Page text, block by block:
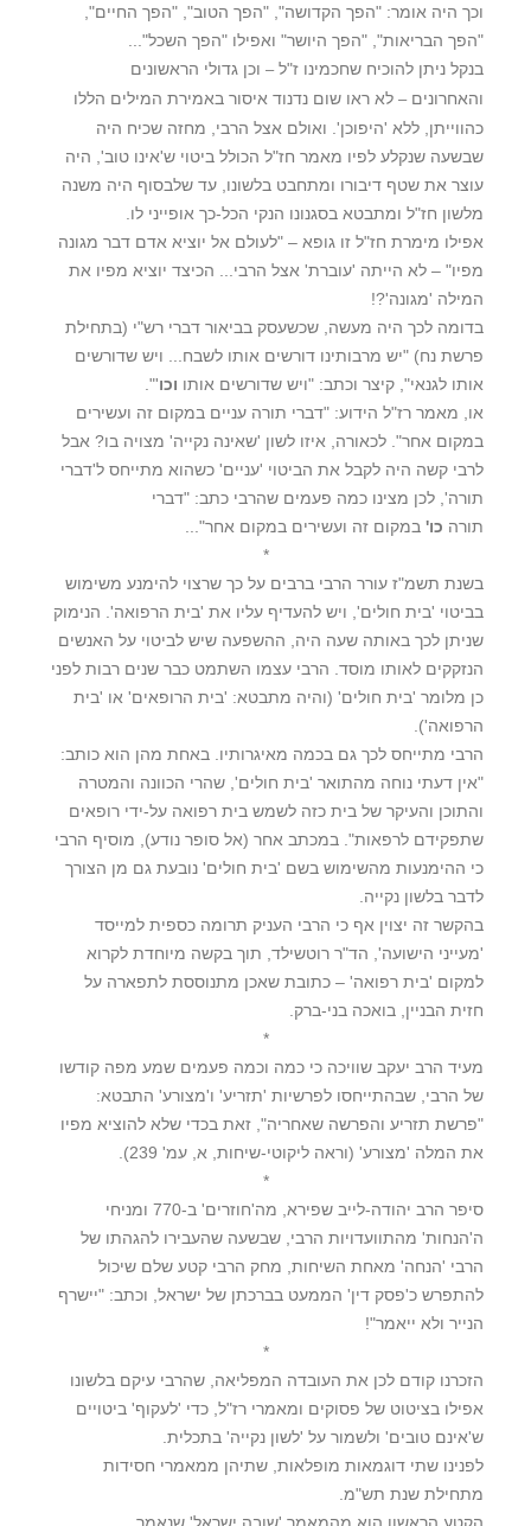
וכך היה אומר: "הפך הקדושה", "הפך הטוב", "הפך החיים",
"הפך הבריאות", "הפך היושר" ואפילו "הפך השכל"...
בנקל ניתן להוכיח שחכמינו ז"ל– וכן גדולי הראשונים
והאחרונים– לא ראו שום נדנוד איסור באמירת המילים הללו
כהווייתן, ללא 'היפוכן'. ואולם אצל הרבי, מחזה שכיח היה
שבשעה שנקלע לפיו מאמר חז"ל הכולל ביטוי ש'אינו טוב', היה
עוצר את שטף דיבורו ומתחבט בלשונו, עד שלבסוף היה משנה
מלשון חז"ל ומתבטא בסגנונו הנקי הכל-כך אופייני לו.
אפילו מימרת חז"ל זו גופא – "לעולם אל יוציא אדם דבר מגונה
מפיו" – לא הייתה 'עוברת' אצל הרבי... הכיצד יוציא מפיו את
המילה 'מגונה'?!
בדומה לכך היה מעשה, שכשעסק בביאור דברי רש"י (בתחילת
פרשת נח) "יש מרבותינו דורשים אותו לשבח... ויש שדורשים
אותו לגנאי", קיצר וכתב: "ויש שדורשים אותו וכו'".
או, מאמר רז"ל הידוע: "דברי תורה עניים במקום זה ועשירים
במקום אחר". לכאורה, איזו לשון 'שאינה נקייה' מצויה בו? אבל
לרבי קשה היה לקבל את הביטוי 'עניים' כשהוא מתייחס ל'דברי
תורה', לכן מצינו כמה פעמים שהרבי כתב: "דברי
תורה כו' במקום זה ועשירים במקום אחר"...
*
בשנת תשמ"ז עורר הרבי ברבים על כך שרצוי להימנע משימוש
בביטוי 'בית חולים', ויש להעדיף עליו את 'בית הרפואה'. הנימוק
שניתן לכך באותה שעה היה, ההשפעה שיש לביטוי על האנשים
הנזקקים לאותו מוסד. הרבי עצמו השתמט כבר שנים רבות לפני
כן מלומר 'בית חולים' (והיה מתבטא: 'בית הרופאים' או 'בית
הרפואה').
הרבי מתייחס לכך גם בכמה מאיגרותיו. באחת מהן הוא כותב:
"אין דעתי נוחה מהתואר 'בית חולים', שהרי הכוונה והמטרה
והתוכן והעיקר של בית כזה לשמש בית רפואה על-ידי רופאים
שתפקידם לרפאות". במכתב אחר (אל סופר נודע), מוסיף הרבי
כי ההימנעות מהשימוש בשם 'בית חולים' נובעת גם מן הצורך
לדבר בלשון נקייה.
בהקשר זה יצוין אף כי הרבי העניק תרומה כספית למייסד
'מעייני הישועה', הד"ר רוטשילד, תוך בקשה מיוחדת לקרוא
למקום 'בית רפואה' – כתובת שאכן מתנוססת לתפארה על
חזית הבניין, בואכה בני-ברק.
*
מעיד הרב יעקב שוויכה כי כמה וכמה פעמים שמע מפה קודשו
של הרבי, שבהתייחסו לפרשיות 'תזריע' ו'מצורע' התבטא:
"פרשת תזריע והפרשה שאחריה", זאת בכדי שלא להוציא מפיו
את המלה 'מצורע' (וראה ליקוטי-שיחות, א, עמ' 239).
*
סיפר הרב יהודה-לייב שפירא, מה'חוזרים' ב-770 ומניחי
ה'הנחות' מהתוועדויות הרבי, שבשעה שהעבירו להגהתו של
הרבי 'הנחה' מאחת השיחות, מחק הרבי קטע שלם שיכול
להתפרש כ'פסק דין' הממעט בברכתן של ישראל, וכתב: "יישרף
הנייר ולא ייאמר"!
*
הזכרנו קודם לכן את העובדה המפליאה, שהרבי עיקם בלשונו
אפילו בציטוט של פסוקים ומאמרי רז"ל, כדי 'לעקוף' ביטויים
ש'אינם טובים' ולשמור על 'לשון נקייה' בתכלית.
לפנינו שתי דוגמאות מופלאות, שתיהן ממאמרי חסידות
מתחילת שנת תש"מ.
הקטע הראשון הוא מהמאמר 'שובה ישראל' שנאמר